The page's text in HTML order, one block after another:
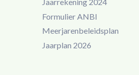
Formulier ANBI
Meerjarenbeleidsplan
Jaarplan 2026